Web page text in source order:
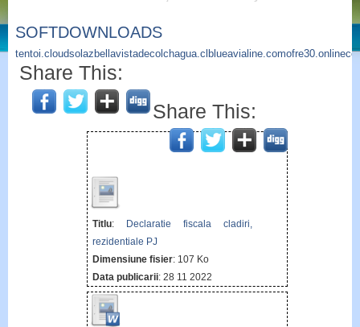
SOFTDOWNLOADS
tentoi.cloudsolazbellavistadecolchagua.cl blueavialine.comofre30.online
Share This:
Share This:
Titlu:
Declaratie fiscala cladiri,
rezidentiale PJ
Dimensiune fisier: 107 Ko
Data publicarii: 28 11 2022